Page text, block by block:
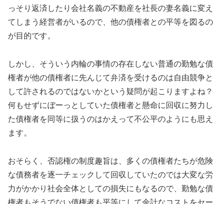
っそり返済したり会社名義の不動産を社長の妻名義に変え
てしまう経営者がいるので、他の債権者との平等を図るの
が目的です。
しかし、そういう内輪の事情の存在しない普通の勤勉な債
権者が他の債権者に先んじて弁済を受けるのは自由競争と
して許されるのではないかという疑問が起こりますよね？
何もせずにぼーっとしていた債権者と懸命に回収に努力し
た債権者を同等に扱うのはかえって不公平のようにも思え
ます。
おそらく、否認権の制度趣旨は、多くの債権者たちが危険
な債務者を逐一チェックして回収していたのでは大変な労
力がかかり社会全体としての損失にもなるので、勤勉な債
権者もそうでない債権者も平等にして余計なコストをセー